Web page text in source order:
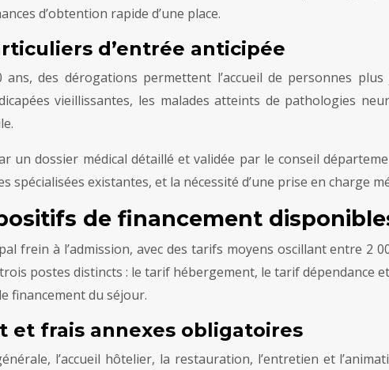
d’obtention rapide d’une place.
d’entrée anticipée
ans, des dérogations permettent l’accueil de personnes
vieillissantes, les malades atteints de pathologies
un dossier médical détaillé et validée par le conseil
spécialisées existantes, et la nécessité d’une prise en charge
de financement
frein à l’admission, avec des tarifs moyens oscillant entre
postes distincts : le tarif hébergement, le tarif
financement du séjour.
et frais annexes obligatoires
l’accueil hôtelier, la restauration, l’entretien et